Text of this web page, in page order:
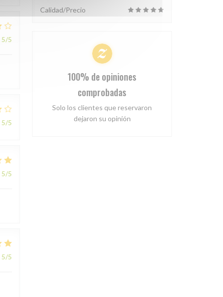
5/5
5/5
5/5
5/5
Calidad/Precio
100% de opiniones
comprobadas
Solo los clientes que reservaron
dejaron su opinión